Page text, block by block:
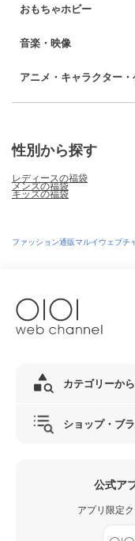
おもちゃホビー
音楽・映像
アニメ・キャラクター
性別から探す
レディースの福袋
メンズの福袋
キッズの福袋
ファッション通販マルイウェブチ
カテゴリーか
ショップ・ブ
公式ア
アプリ限定